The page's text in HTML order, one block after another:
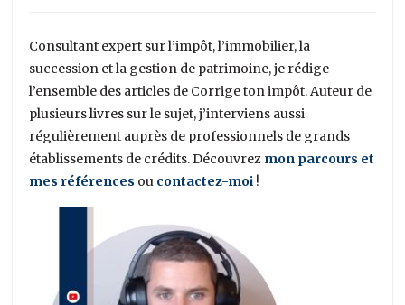
Consultant expert sur l’impôt, l’immobilier, la
succession et la gestion de patrimoine, je rédige
l’ensemble des articles de Corrige ton impôt. Auteur de
plusieurs livres sur le sujet, j’interviens aussi
régulièrement auprès de professionnels de grands
établissements de crédits. Découvrez mon parcours et
mes références ou contactez-moi !